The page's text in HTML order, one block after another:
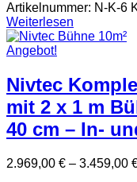
Artikelnummer: N-K-6
Weiterlesen
Angebot!
Nivtec
mit 2 x 1 m
40 cm – In-
2.969,00 € – 3.459,00